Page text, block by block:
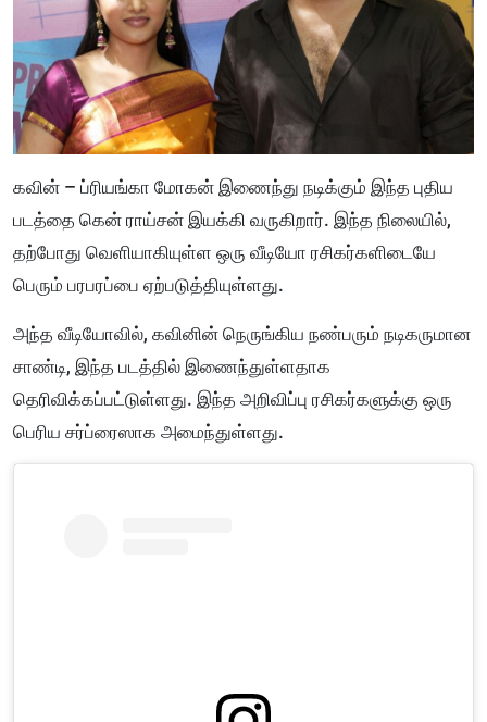
கவின் – ப்ரியங்கா மோகன் இணைந்து நடிக்கும் இந்த புதிய
படத்தை கென் ராய்சன் இயக்கி வருகிறார். இந்த நிலையில்,
தற்போது வெளியாகியுள்ள ஒரு வீடியோ ரசிகர்களிடையே
பெரும் பரபரப்பை ஏற்படுத்தியுள்ளது.
அந்த வீடியோவில், கவினின் நெருங்கிய நண்பரும் நடிகருமான
சாண்டி, இந்த படத்தில் இணைந்துள்ளதாக
தெரிவிக்கப்பட்டுள்ளது. இந்த அறிவிப்பு ரசிகர்களுக்கு ஒரு
பெரிய சர்ப்ரைஸாக அமைந்துள்ளது.